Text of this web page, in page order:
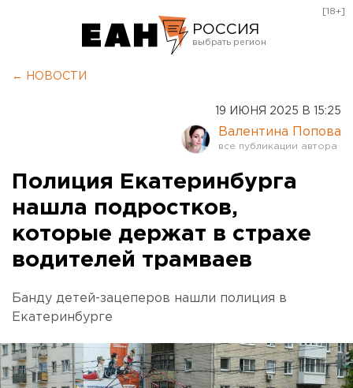
РОССИЯ
Курган
Оренбург
[18+]
← НОВОСТИ
19 ИЮНЯ 2025 В 15:25
Валентина Попова
Полиция Екатеринбурга
нашла подростков,
которые держат в страхе
водителей трамваев
Банду детей-зацеперов нашли полиция в
Екатеринбурге